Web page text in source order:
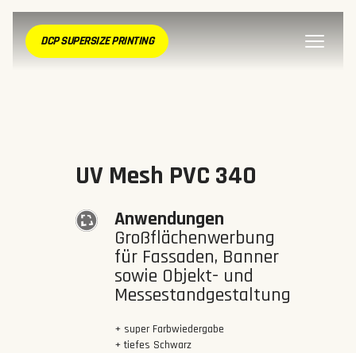
DCP SUPERSIZE PRINTING
UV Mesh PVC 340
Anwendungen
Großflächenwerbung
für Fassaden, Banner
sowie Objekt- und
Messestandgestaltung
+ super Farbwiedergabe
+ tiefes Schwarz